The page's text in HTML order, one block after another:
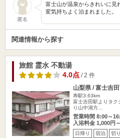
匿名
富士山が温泉からきれいに見
変気持ちよく泊まれました。
関連情報から探す
旅館 霊水 不動湯
4.0点/ 2 件
山梨県 / 富士吉
寿駅3.63km
富士吉田駅よりタク
り山中湖方…
営業時間 8:00～
入浴料金 1,000円～
日帰り 宿泊 切